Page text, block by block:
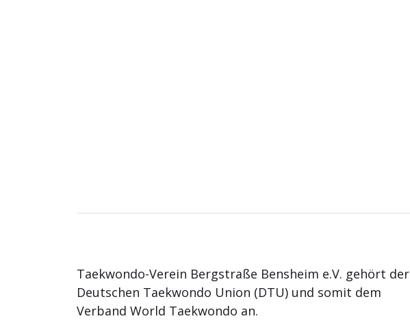
Taekwondo-Verein Bergstraße Bensheim e.V. gehört der
Deutschen Taekwondo Union (DTU) und somit dem
Verband World Taekwondo an.